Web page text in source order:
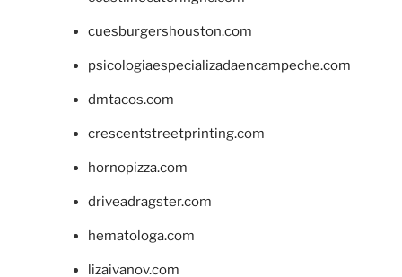
cuesburgershouston.com
psicologiaespecializadaencampeche.com
dmtacos.com
crescentstreetprinting.com
hornopizza.com
driveadragster.com
hematologa.com
lizaivanov.com